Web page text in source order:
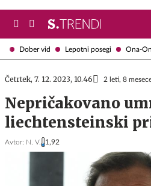
Dober vid Lepotni posegi Ona-
Četrtek, 7. 12. 2023, 10.46 2 leti, 8
Nepričakovano
liechtensteinski
Avtor: N. V. 1,92